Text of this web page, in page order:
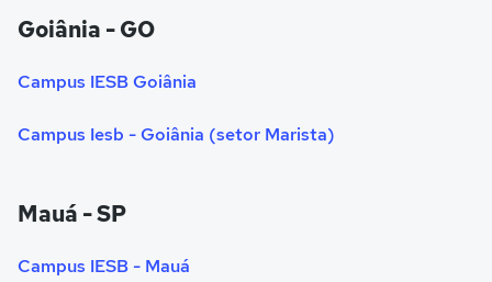
Goiânia - GO
Campus IESB Goiânia
Campus Iesb - Goiânia (setor Marista)
Mauá - SP
Campus IESB - Mauá